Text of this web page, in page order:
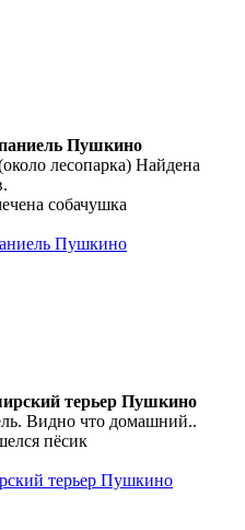
Пушкино
лесопарка) Найдена
собачушка
Пушкино
терьер Пушкино
Видно что домашний..
пёсик
терьер Пушкино